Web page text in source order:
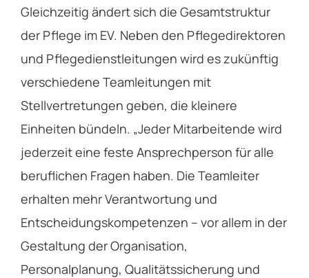
Gleichzeitig ändert sich die Gesamtstruktur
der Pflege im EV. Neben den Pflegedirektoren
und Pflegedienstleitungen wird es zukünftig
verschiedene Teamleitungen mit
Stellvertretungen geben, die kleinere
Einheiten bündeln. „Jeder Mitarbeitende wird
jederzeit eine feste Ansprechperson für alle
beruflichen Fragen haben. Die Teamleiter
erhalten mehr Verantwortung und
Entscheidungskompetenzen – vor allem in der
Gestaltung der Organisation,
Personalplanung, Qualitätssicherung und